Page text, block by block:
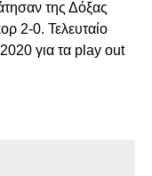
της Δόξας
2-0. Τελευταίο
2020 για τα play out